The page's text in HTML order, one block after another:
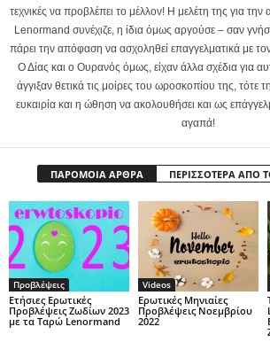
τεχνικές να προβλέπει το μέλλον! Η μελέτη της για την
Lenormand συνέχιζε, η ίδια όμως αργούσε – σαν
πάρει την απόφαση να ασχοληθεί επαγγελματικά με
Ο Δίας και ο Ουρανός όμως, είχαν άλλα σχέδια για
άγγιξαν θετικά τις μοίρες του ωροσκοπίου της, τότε
ευκαιρία και η ώθηση να ακολουθήσει και ως
αγαπά!
ΠΑΡΟΜΟΙΑ ΑΡΘΡΑ ΠΕΡΙΣΣΟΤΕΡΑ ΑΠΟ
Προβλέψεις
Ετήσιες Ερωτικές
Προβλέψεις Ζωδίων 2023
με τα Ταρώ Lenormand
Videos
Ερωτικές Μηνιαίες
Προβλέψεις Νοεμβρίου
2022